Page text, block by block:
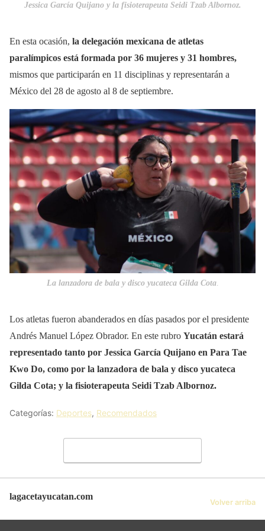
Jessica García Quijano y la fisioterapeuta Seidi Tzab Albornoz.
En esta ocasión, la delegación mexicana de atletas
paralímpicos está formada por 36 mujeres y 31 hombres,
mismos que participarán en 11 disciplinas y representarán a
México del 28 de agosto al 8 de septiembre.
La lanzadora de bala y disco yucateca Gilda Cota.
Los atletas fueron abanderados en días pasados por el presidente
Andrés Manuel López Obrador. En este rubro Yucatán estará
representado tanto por Jessica García Quijano en Para Tae
Kwo Do, como por la lanzadora de bala y disco yucateca
Gilda Cota; y la fisioterapeuta Seidi Tzab Albornoz.
Categorías: Deportes, Recomendados
lagacetayucatan.com
Volver arriba